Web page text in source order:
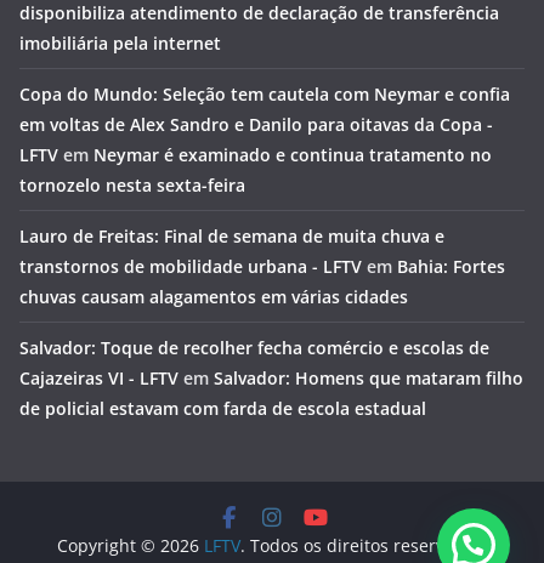
disponibiliza atendimento de declaração de transferência
imobiliária pela internet
Copa do Mundo: Seleção tem cautela com Neymar e confia
em voltas de Alex Sandro e Danilo para oitavas da Copa -
LFTV em Neymar é examinado e continua tratamento no
tornozelo nesta sexta-feira
Lauro de Freitas: Final de semana de muita chuva e
transtornos de mobilidade urbana - LFTV em Bahia: Fortes
chuvas causam alagamentos em várias cidades
Salvador: Toque de recolher fecha comércio e escolas de
Cajazeiras VI - LFTV em Salvador: Homens que mataram filho
de policial estavam com farda de escola estadual
Copyright © 2026 LFTV. Todos os direitos reservados.